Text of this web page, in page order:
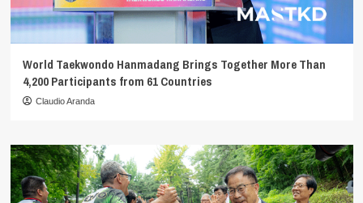
World Taekwondo Hanmadang Brings Together More Than
4,200 Participants from 61 Countries
Claudio Aranda